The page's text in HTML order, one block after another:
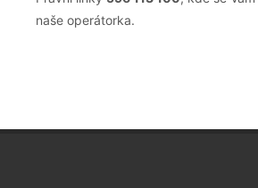
naše operátorka.